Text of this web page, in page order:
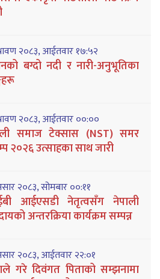
२०८३, आईतवार १७:५२
बग्दो नदी र नारी-अनुभूतिका
२०८३, आईतवार ००:००
समाज टेक्सास (NST) समर
२०२६ उत्साहका साथ जारी
२०८३, सोमबार ००:११
आईएसडी नेतृत्वसँग नेपाली
अन्तरक्रिया कार्यक्रम सम्पन्न
२०८३, आईतवार २२:०१
गरे दिवंगत पिताको सम्झनामा